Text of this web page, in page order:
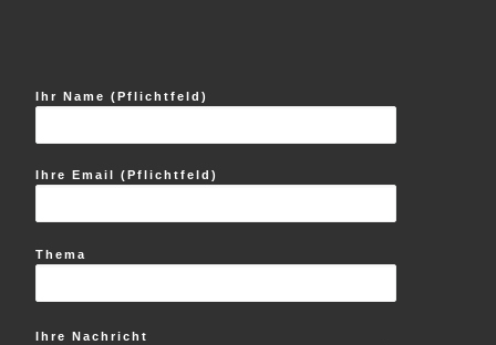
Ihr Name (Pflichtfeld)
Ihre Email (Pflichtfeld)
Thema
Ihre Nachricht